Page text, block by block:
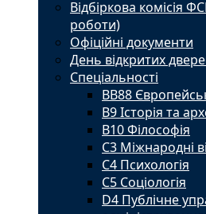
Відбіркова комісія
роботи)
Офіційні документи
День відкритих
Спеціальності
BВ88
B9 Історія та
B10 Філософія
C3 Міжнародні
C4 Психологія
С5 Соціологія
D4 Публічне